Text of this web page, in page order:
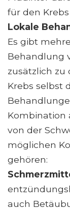
für den
Lokale
Es gibt
Behandlung
zusätzlich zu
Krebs selbst
Kombination
von der
möglichen
gehören:
auch